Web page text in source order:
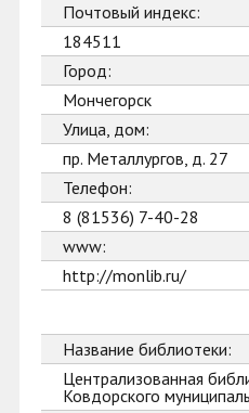
Почтовый индекс:
184511
Город:
Мончегорск
Улица, дом:
пр. Металлургов, д. 27
Телефон:
8 (81536) 7-40-28
www:
http://monlib.ru/
Название библиотеки:
Централизованная
Ковдорского